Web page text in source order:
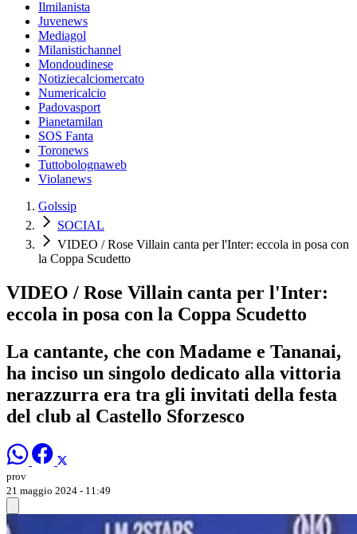
Ilmilanista
Juvenews
Mediagol
Milanistichannel
Mondoudinese
Notiziecalciomercato
Numericalcio
Padovasport
Pianetamilan
SOS Fanta
Toronews
Tuttobolognaweb
Violanews
Golssip
SOCIAL
VIDEO / Rose Villain canta per l'Inter: eccola in posa con
la Coppa Scudetto
VIDEO / Rose Villain canta per l'Inter:
eccola in posa con la Coppa Scudetto
La cantante, che con Madame e Tananai,
ha inciso un singolo dedicato alla vittoria
nerazzurra era tra gli invitati della festa
del club al Castello Sforzesco
prov
21 maggio 2024 - 11:49